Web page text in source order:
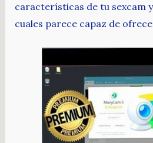
características de tu sexcam
cuales parece capaz de